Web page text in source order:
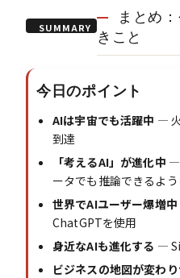
SUMMARY
まとめ
きこと
今日のポイント
AIは宇宙でも活躍中 ―
到達
「考えるAI」が進化中 ―
ータでも推論できるよ
世界でAIユーザー爆増中
ChatGPTを使用
身近なAIも進化する ―
ビジネスの地図が変わ